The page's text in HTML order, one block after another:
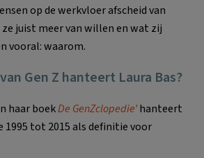
op de werkvloer afscheid van
juist meer van willen en wat zij
vooral: waarom.
Gen Z hanteert Laura Bas?
haar boekDe GenZclopedie’hanteert
1995 tot 2015 als definitie voor